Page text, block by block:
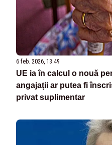
6 feb. 2026, 13:49
UE ia în calcul o nouă
angajații ar putea fi
privat suplimentar